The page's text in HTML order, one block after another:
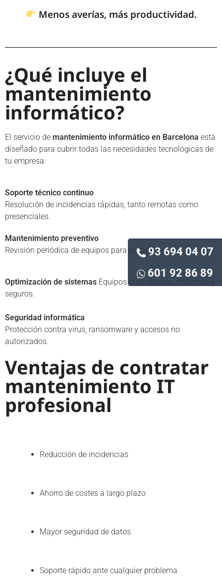
93 694 04 07
601 92 86 89
Menos averías, más productividad.
¿Qué incluye el
mantenimiento
informático?
El servicio de mantenimiento informático en Barcelona está
diseñado para cubrir todas las necesidades tecnológicas de
tu empresa:
Soporte técnico continuo
Resolución de incidencias rápidas, tanto remotas como
presenciales.
Mantenimiento preventivo
Revisión periódica de equipos para evitar fallos.
Optimización de sistemas Equipos más rápidos, eficientes y
seguros.
Seguridad informática
Protección contra virus, ransomware y accesos no
autorizados.
Ventajas de contratar
mantenimiento IT
profesional
Reducción de incidencias
Ahorro de costes a largo plazo
Mayor seguridad de datos
Soporte rápido ante cualquier problema